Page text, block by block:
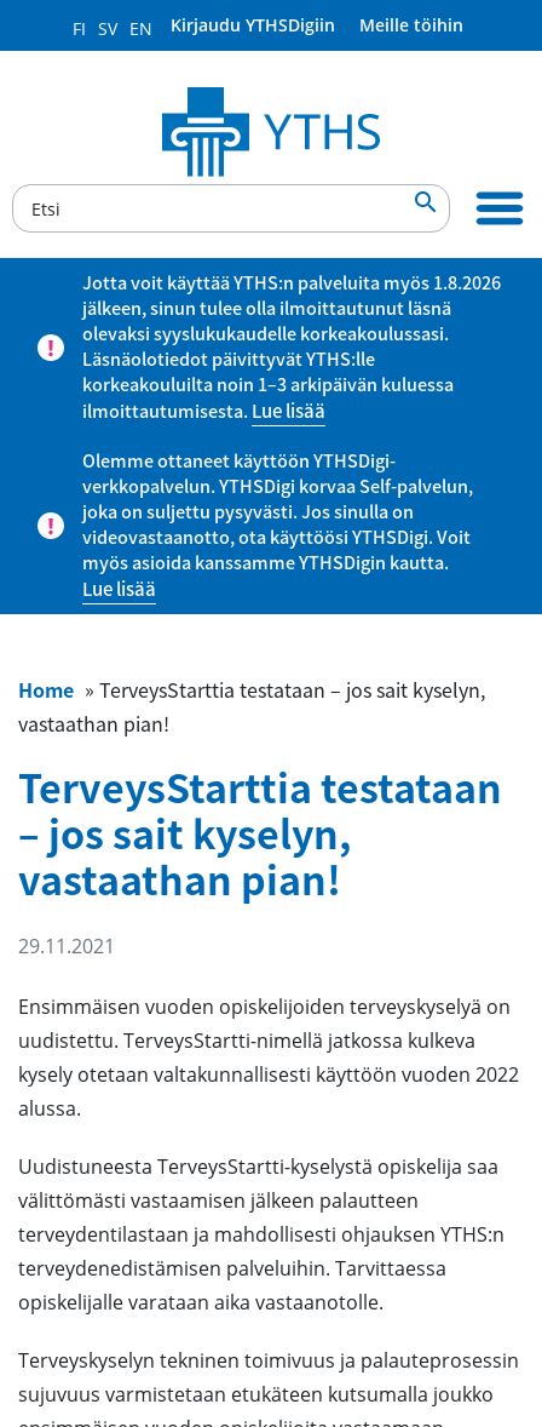
FI SV EN Kirjaudu YTHSDigiin Meille töihin

Jotta voit käyttää YTHS:n palveluita myös 1.8.2026
jälkeen, sinun tulee olla ilmoittautunut läsnä
olevaksi syyslukukaudelle korkeakoulussasi.
Läsnäolotiedot päivittyvät YTHS:lle
korkeakouluilta noin 1–3 arkipäivän kuluessa
ilmoittautumisesta.Lue lisää
Olemme ottaneet käyttöön YTHSDigi-
verkkopalvelun. YTHSDigi korvaa Self-palvelun,
joka on suljettu pysyvästi. Jos sinulla on
videovastaanotto, ota käyttöösi YTHSDigi. Voit
myös asioida kanssamme YTHSDigin kautta.
Lue lisää
Home » TerveysStarttia testataan – jos sait kyselyn,
vastaathan pian!
TerveysStarttia testataan
– jos sait kyselyn,
vastaathan pian!
29.11.2021
Ensimmäisen vuoden opiskelijoiden terveyskyselyä on
uudistettu. TerveysStartti-nimellä jatkossa kulkeva
kysely otetaan valtakunnallisesti käyttöön vuoden 2022
alussa.
Uudistuneesta TerveysStartti-kyselystä opiskelija saa
välittömästi vastaamisen jälkeen palautteen
terveydentilastaan ja mahdollisesti ohjauksen YTHS:n
terveydenedistämisen palveluihin. Tarvittaessa
opiskelijalle varataan aika vastaanotolle.
Terveyskyselyn tekninen toimivuus ja palauteprosessin
sujuvuus varmistetaan etukäteen kutsumalla joukko